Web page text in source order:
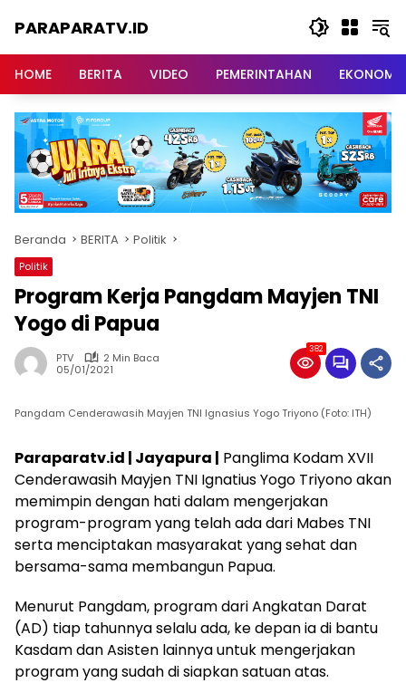
PARAPARATV.ID
Papua
HOME BERITA VIDEO PEMERINTAHAN EKONOMI
Beranda BERITA Politik
Politik
Program Kerja Pangdam Mayjen TNI
Yogo di Papua
PTV
2 Min Baca
05/01/2021
382
Pangdam Cenderawasih Mayjen TNI Ignasius Yogo Triyono (Foto: ITH)
Paraparatv.id | Jayapura | Panglima Kodam XVII
Cenderawasih Mayjen TNI Ignatius Yogo Triyono akan
memimpin dengan hati dalam mengerjakan
program-program yang telah ada dari Mabes TNI
serta menciptakan masyarakat yang sehat dan
bersama-sama membangun Papua.
Menurut Pangdam, program dari Angkatan Darat
(AD) tiap tahunnya selalu ada, ke depan ia di bantu
Kasdam dan Asisten lainnya untuk mengerjakan
program yang sudah di siapkan satuan atas.